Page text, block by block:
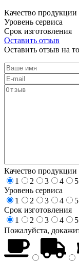
Качество продукции
Уровень сервиса
Срок изготовления
Оставить отзыв
Оставить отзыв на
Качество продукции
1
2 3 4
5
Уровень сервиса
1
2 3 4
5
Срок изготовления
1
2 3 4
5
Пожалуйста,